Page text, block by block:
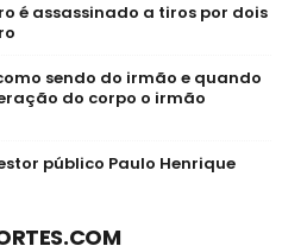
é assassinado a tiros por dois
sendo do irmão e quando
do corpo o irmão
público Paulo Henrique